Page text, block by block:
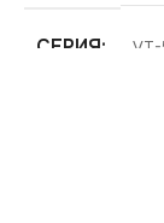
СЕРИЯ VT-